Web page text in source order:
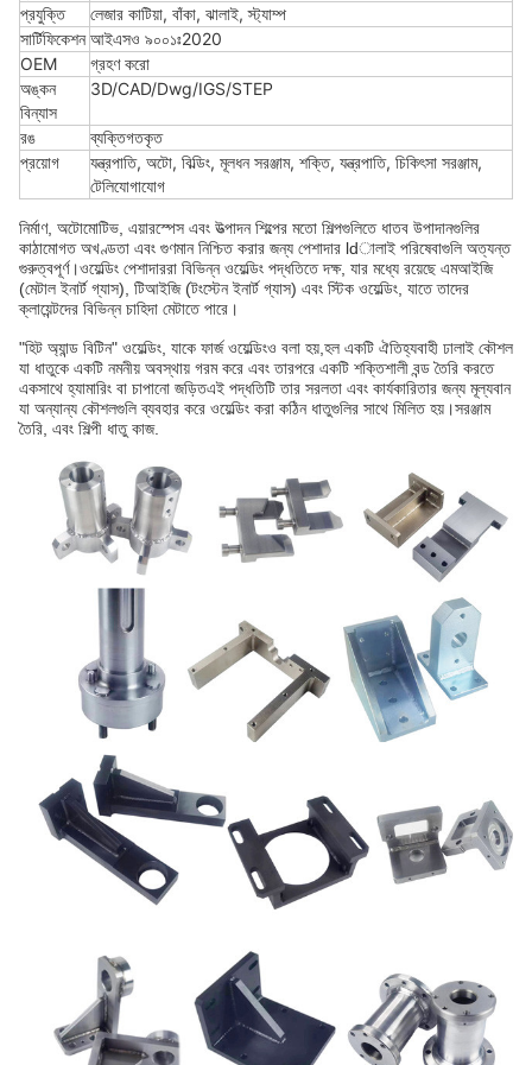
প্রযুক্তি
লেজার কাটিয়া, বাঁকা, ঝালাই, স্ট্যাম্প
সার্টিফিকেশন আইএসও ৯০০১ঃ2020
OEM
গ্রহণ করো
অঙ্কন
বিন্যাস
3D/CAD/Dwg/IGS/STEP
রঙ
ব্যক্তিগতকৃত
প্রয়োগ
যন্ত্রপাতি, অটো, বিল্ডিং, মূলধন সরঞ্জাম, শক্তি, যন্ত্রপাতি, চিকিৎসা সরঞ্জাম,
টেলিযোগাযোগ
নির্মাণ, অটোমোটিভ, এয়ারস্পেস এবং উত্পাদন শিল্পের মতো শিল্পগুলিতে ধাতব উপাদানগুলির
কাঠামোগত অখণ্ডতা এবং গুণমান নিশ্চিত করার জন্য পেশাদার ldালাই পরিষেবাগুলি অত্যন্ত
গুরুত্বপূর্ণ।ওয়েল্ডিং পেশাদাররা বিভিন্ন ওয়েল্ডিং পদ্ধতিতে দক্ষ, যার মধ্যে রয়েছে এমআইজি
(মেটাল ইনার্ট গ্যাস), টিআইজি (টংস্টেন ইনার্ট গ্যাস) এবং স্টিক ওয়েল্ডিং, যাতে তাদের
ক্লায়েন্টদের বিভিন্ন চাহিদা মেটাতে পারে।
"হিট অ্যান্ড বিটিন" ওয়েল্ডিং, যাকে ফার্জ ওয়েল্ডিংও বলা হয়,হল একটি ঐতিহ্যবাহী ঢালাই কৌশল
যা ধাতুকে একটি নমনীয় অবস্থায় গরম করে এবং তারপরে একটি শক্তিশালী বন্ড তৈরি করতে
একসাথে হ্যামারিং বা চাপানো জড়িতএই পদ্ধতিটি তার সরলতা এবং কার্যকারিতার জন্য মূল্যবান
যা অন্যান্য কৌশলগুলি ব্যবহার করে ওয়েল্ডিং করা কঠিন ধাতুগুলির সাথে মিলিত হয়।সরঞ্জাম
তৈরি, এবং শিল্পী ধাতু কাজ.